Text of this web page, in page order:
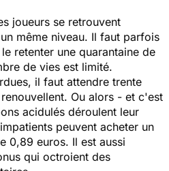
joueurs se retrouvent
même niveau. Il faut parfois
retenter une quarantaine de
de vies est limité.
il faut attendre trente
Ou alors - et c'est
acidulés déroulent leur
peuvent acheter un
0,89 euros. Il est aussi
qui octroient des